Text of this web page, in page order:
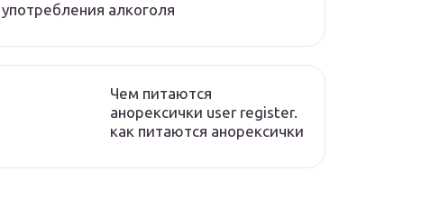
употребления алкоголя
Чем питаются
анорексички user register.
как питаются анорексички